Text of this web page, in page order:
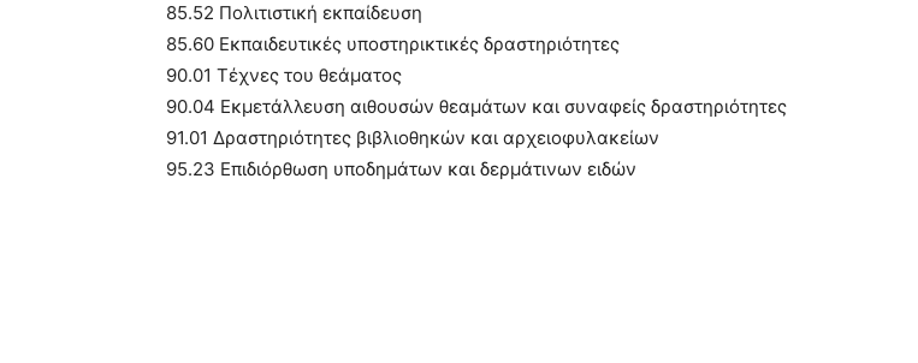
85.52 Πολιτιστική εκπαίδευση
85.60 Εκπαιδευτικές υποστηρικτικές δραστηριότητες
90.01 Τέχνες του θεάματος
90.04 Εκμετάλλευση αιθουσών θεαμάτων και συναφείς δραστηριότητες
91.01 Δραστηριότητες βιβλιοθηκών και αρχειοφυλακείων
95.23 Επιδιόρθωση υποδημάτων και δερμάτινων ειδών